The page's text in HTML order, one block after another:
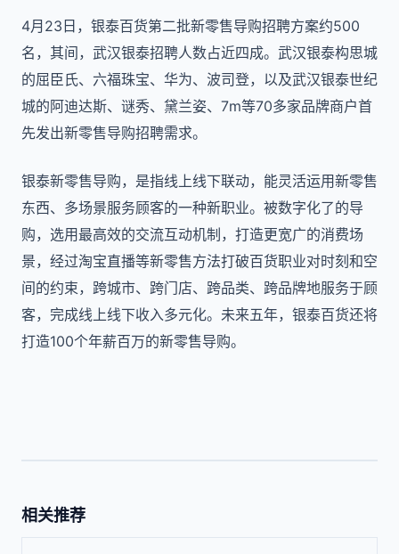
4月23日，银泰百货第二批新零售导购招聘方案约500
名，其间，武汉银泰招聘人数占近四成。武汉银泰构思城
的屈臣氏、六福珠宝、华为、波司登，以及武汉银泰世纪
城的阿迪达斯、谜秀、黛兰姿、7m等70多家品牌商户首
先发出新零售导购招聘需求。
银泰新零售导购，是指线上线下联动，能灵活运用新零售
东西、多场景服务顾客的一种新职业。被数字化了的导
购，选用最高效的交流互动机制，打造更宽广的消费场
景，经过淘宝直播等新零售方法打破百货职业对时刻和空
间的约束，跨城市、跨门店、跨品类、跨品牌地服务于顾
客，完成线上线下收入多元化。未来五年，银泰百货还将
打造100个年薪百万的新零售导购。
相关推荐